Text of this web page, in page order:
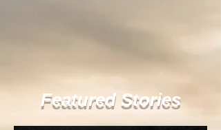
Featured Stories